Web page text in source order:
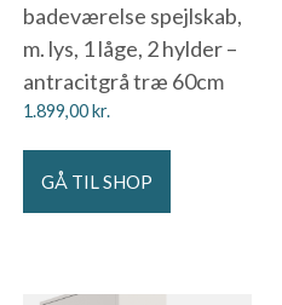
badeværelse spejlskab,
m. lys, 1 låge, 2 hylder –
antracitgrå træ 60cm
1.899,00kr.
GÅ TIL SHOP